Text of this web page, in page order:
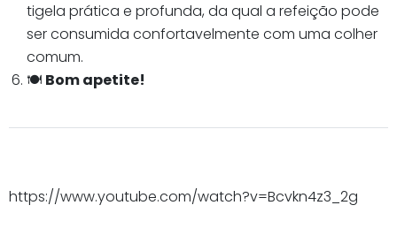
tigela prática e profunda, da qual a refeição pode
ser consumida confortavelmente com uma colher
comum.
🍽️ Bom apetite!
https://www.youtube.com/watch?v=Bcvkn4z3_2g